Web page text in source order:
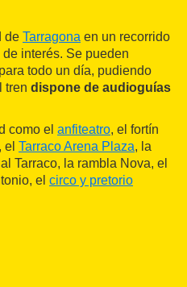
de Tarragona en un recorrido
interés. Se pueden
todo un día, pudiendo
tren dispone de audioguías
como el anfiteatro, el fortín
, el Tarraco Arena Plaza, la
Tarraco, la rambla Nova, el
el circo y pretorio